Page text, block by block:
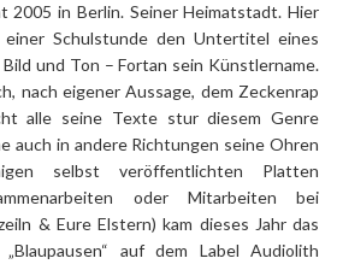
2005 in Berlin. Seiner Heimatstadt. Hier
Schulstunde den Untertitel eines
und Ton – Fortan sein Künstlername.
nach eigener Aussage, dem Zeckenrap
alle seine Texte stur diesem Genre
auch in andere Richtungen seine Ohren
selbst veröffentlichten Platten
oder Mitarbeiten bei
& Eure Elstern) kam dieses Jahr das
auf dem Label Audiolith